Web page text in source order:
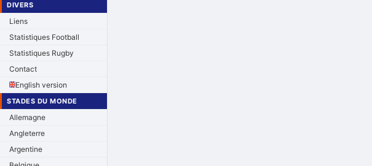
DIVERS
Liens
Statistiques Football
Statistiques Rugby
Contact
English version
STADES DU MONDE
Allemagne
Angleterre
Argentine